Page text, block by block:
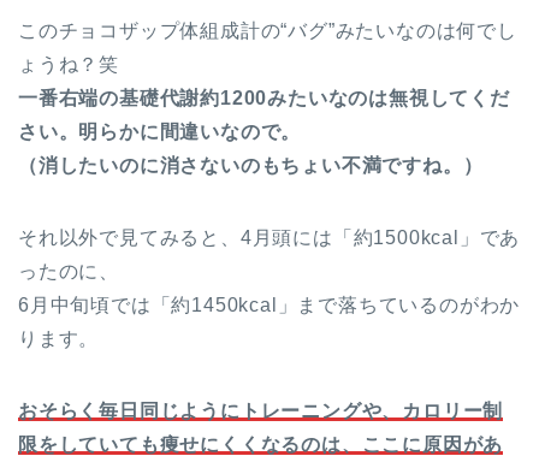
このチョコザップ体組成計の“バグ”みたいなのは何でし
ょうね？笑
一番右端の基礎代謝約1200みたいなのは無視してくだ
さい。明らかに間違いなので。
（消したいのに消さないのもちょい不満ですね。）
それ以外で見てみると、4月頭には「約1500kcal」であ
ったのに、
6月中旬頃では「約1450kcal」まで落ちているのがわか
ります。
おそらく毎日同じようにトレーニングや、カロリー制
限をしていても痩せにくくなるのは、ここに原因があ